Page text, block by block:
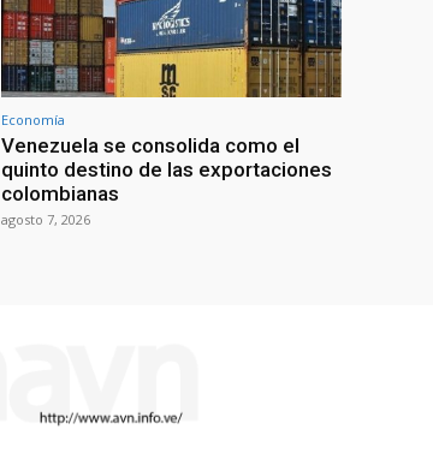
Economía
Venezuela se consolida como el
quinto destino de las exportaciones
colombianas
agosto 7, 2026